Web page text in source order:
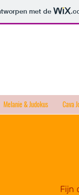
met de
Melanie & Judokus Cava
Fijn